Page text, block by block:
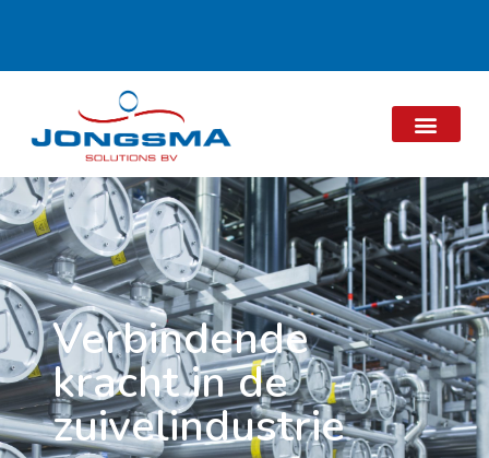
Verbindende
kracht in de
zuivelindustrie